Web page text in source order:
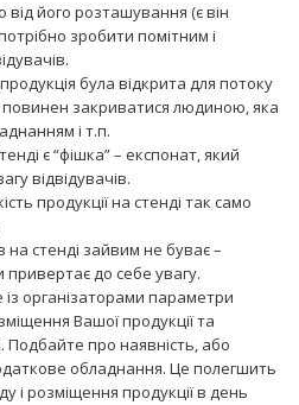
його розташування (є він
зробити помітним і
була відкрита для потоку
повинен закриватися людиною, яка
і т.п.
є “фішка” – експонат, який
відвідувачів.
продукції на стенді так само
на стенді зайвим не буває –
привертає до себе увагу.
організаторами параметри
Вашої продукції та
Подбайте про наявність, або
обладнання. Це полегшить
і розміщення продукції в день